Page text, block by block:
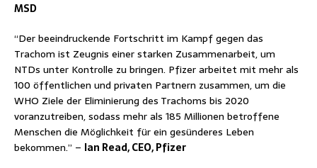
MSD
“Der beeindruckende Fortschritt im Kampf gegen das
Trachom ist Zeugnis einer starken Zusammenarbeit, um
NTDs unter Kontrolle zu bringen. Pfizer arbeitet mit mehr als
100 öffentlichen und privaten Partnern zusammen, um die
WHO Ziele der Eliminierung des Trachoms bis 2020
voranzutreiben, sodass mehr als 185 Millionen betroffene
Menschen die Möglichkeit für ein gesünderes Leben
bekommen.” – Ian Read, CEO, Pfizer